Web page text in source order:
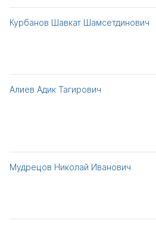
Курбанов Шавкат Шамсетдинович
Алиев Адик Тагирович
Мудрецов Николай Иванович